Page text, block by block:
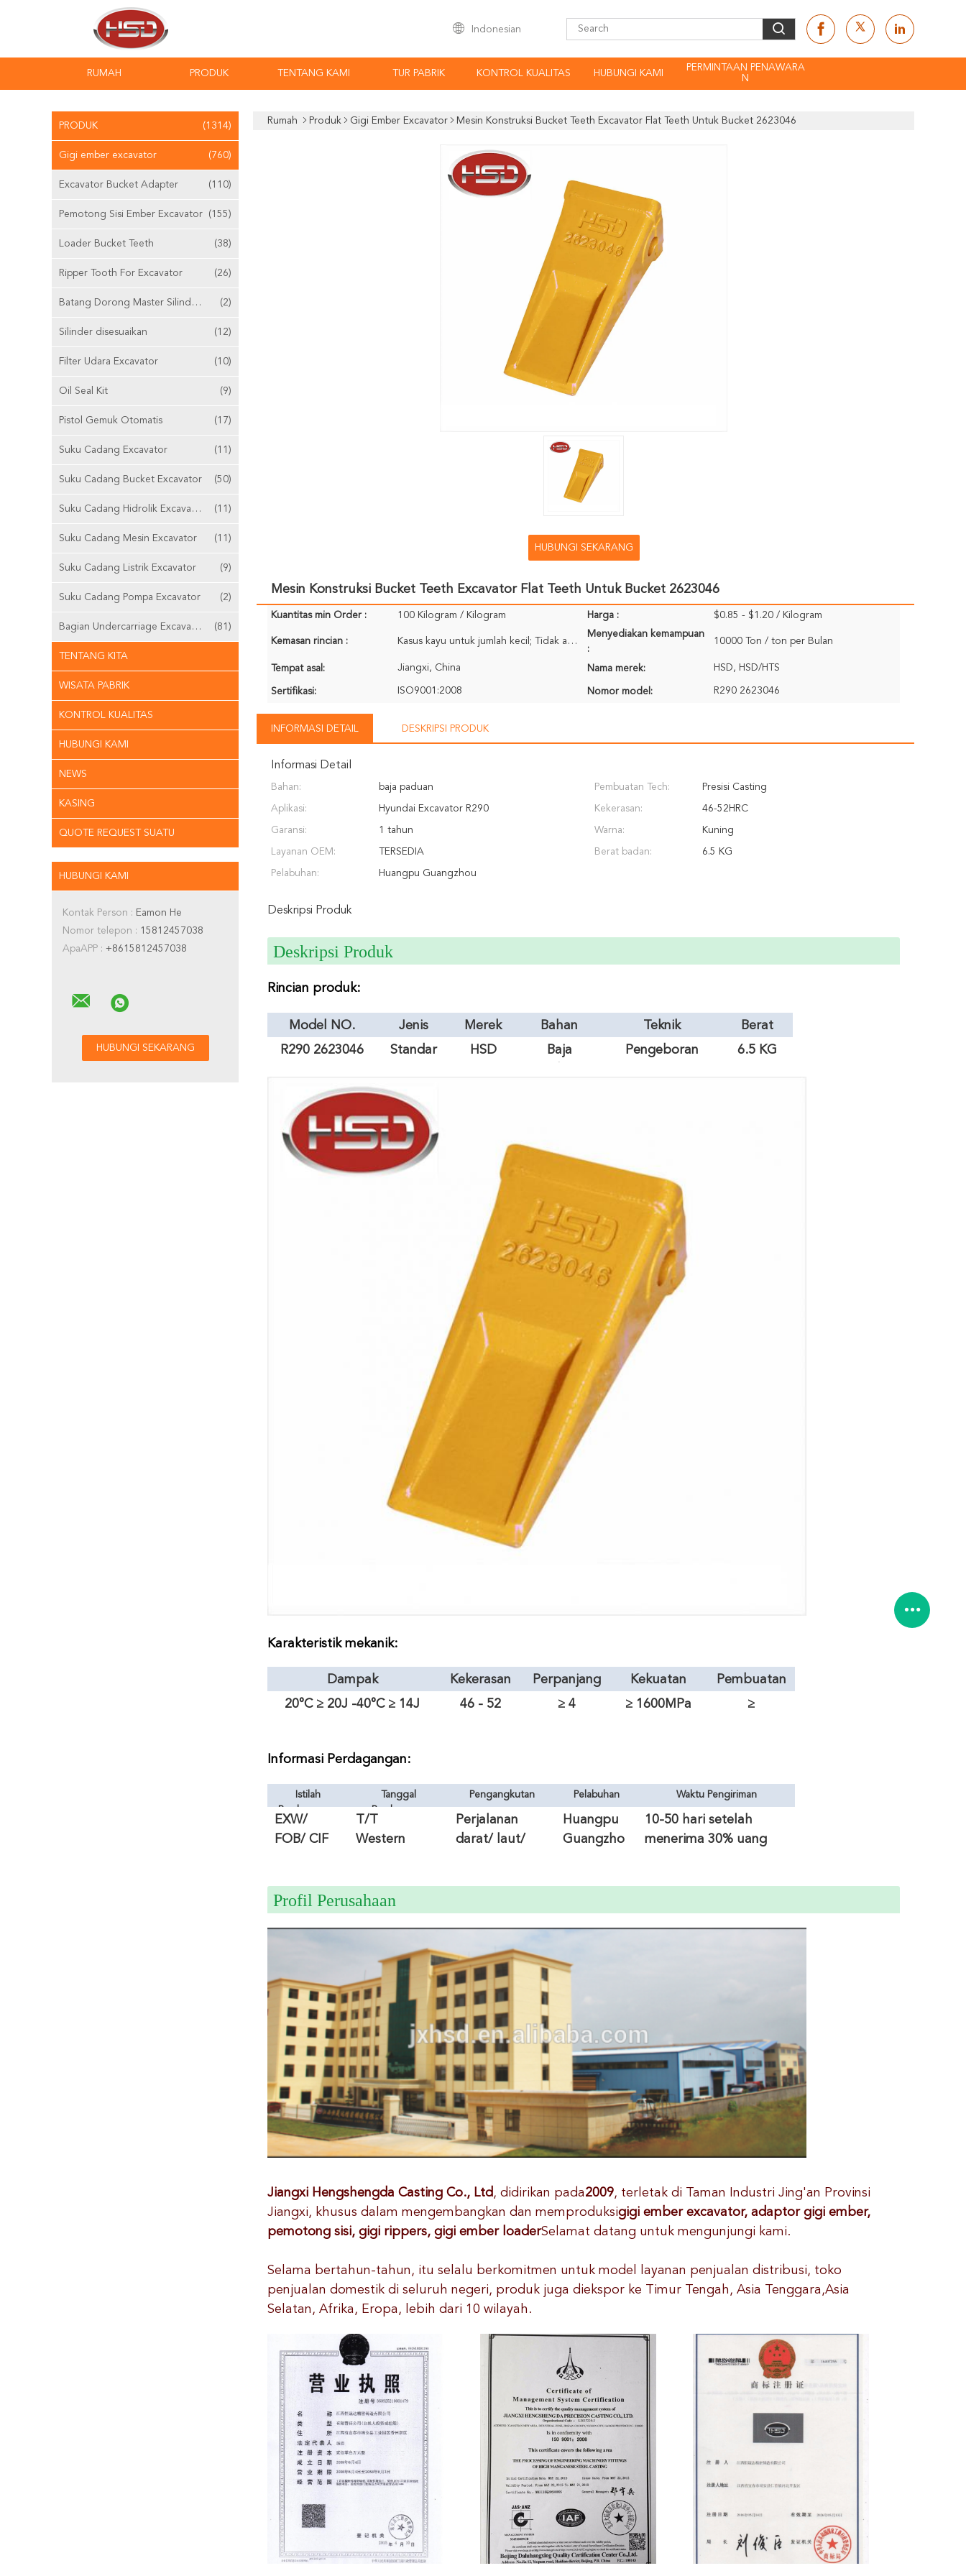
Indonesian
RUMAH PRODUK TENTANG KAMI TUR PABRIK KONTROL KUALITAS HUBUNGI KAMI
PERMINTAAN PENAWARA
N
PRODUK (1314)
Gigi ember excavator (760)
Excavator Bucket Adapter (110)
Pemotong Sisi Ember Excavator (155)
Loader Bucket Teeth (38)
Ripper Tooth For Excavator (26)
Batang Dorong Master Silinder Yang Dapat Disesuaikan (2)
Silinder disesuaikan (12)
Filter Udara Excavator (10)
Oil Seal Kit (9)
Pistol Gemuk Otomatis (17)
Suku Cadang Excavator (11)
Suku Cadang Bucket Excavator (50)
Suku Cadang Hidrolik Excavator (11)
Suku Cadang Mesin Excavator (11)
Suku Cadang Listrik Excavator (9)
Suku Cadang Pompa Excavator (2)
Bagian Undercarriage Excavator (81)
TENTANG KITA
WISATA PABRIK
KONTROL KUALITAS
HUBUNGI KAMI
NEWS
KASING
QUOTE REQUEST SUATU
HUBUNGI KAMI
Kontak Person : Eamon He
Nomor telepon : 15812457038
ApaAPP : +8615812457038
Rumah Produk Gigi Ember Excavator Mesin Konstruksi Bucket Teeth Excavator Flat Teeth Untuk Bucket 2623046
HUBUNGI SEKARANG
Mesin Konstruksi Bucket Teeth Excavator Flat Teeth Untuk Bucket 2623046
Kuantitas min Order : 100 Kilogram / Kilogram Harga : $0.85 - $1.20 / Kilogram
Kemasan rincian : Kasus kayu untuk jumlah kecil; Tidak ada kemasan untuk wadah; Dikemas untuk referensi Anda
Menyediakan kemampuan
:
10000 Ton / ton per Bulan
Tempat asal: Jiangxi, China Nama merek: HSD, HSD/HTS
Sertifikasi: ISO9001:2008 Nomor model: R290 2623046
INFORMASI DETAIL DESKRIPSI PRODUK
Informasi Detail
Bahan: baja paduan Pembuatan Tech: Presisi Casting
Aplikasi: Hyundai Excavator R290 Kekerasan: 46-52HRC
Garansi: 1 tahun Warna: Kuning
Layanan OEM: TERSEDIA Berat badan: 6.5 KG
Pelabuhan: Huangpu Guangzhou
Deskripsi Produk
Deskripsi Produk
Rincian produk:
Model NO. Jenis Merek Bahan Teknik
Berat
badan
R290 2623046 Standar HSD
Baja
Pengeboran
6.5 KG
Karakteristik mekanik:
Dampak Kekerasan
Perpanjang
an
Kekuatan
tarik
Pembuatan
20°C ≥ 20J -40°C ≥ 14J
46 - 52 ≥ 4 ≥ 1600MPa
≥
Informasi Perdagangan:
Istilah
Perdagangan
Tanggal
Pembayaran
Pengangkutan Pelabuhan Waktu Pengiriman
EXW/
FOB/ CIF
T/T
Western
Perjalanan
darat/ laut/
Huangpu
Guangzho
10-50 hari setelah
menerima 30% uang
Profil Perusahaan
Jiangxi Hengshengda Casting Co., Ltd , didirikan pada2009, terletak di Taman Industri Jing'an Provinsi
Jiangxi, khusus dalam mengembangkan dan memproduksigigi ember excavator, adaptor gigi ember,
pemotong sisi, gigi rippers, gigi ember loaderSelamat datang untuk mengunjungi kami.
Selama bertahun-tahun, itu selalu berkomitmen untuk model layanan penjualan distribusi, toko
penjualan domestik di seluruh negeri, produk juga diekspor ke Timur Tengah, Asia Tenggara,Asia
Selatan, Afrika, Eropa, lebih dari 10 wilayah.